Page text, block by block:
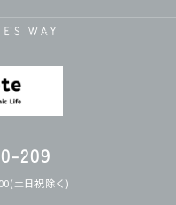
209
土日祝除く)